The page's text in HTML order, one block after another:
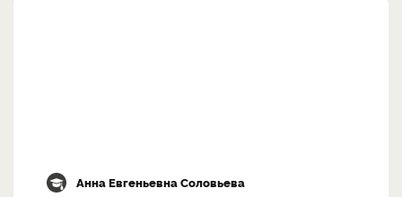
Анна Евгеньевна Соловьева